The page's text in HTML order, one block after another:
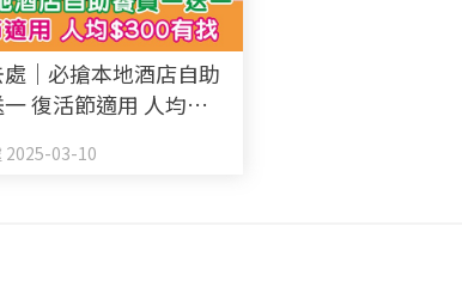
｜必搶本地酒店自助
復活節適用 人均
2025-03-10